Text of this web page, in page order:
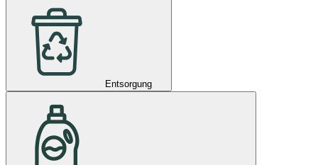
Entsorgung